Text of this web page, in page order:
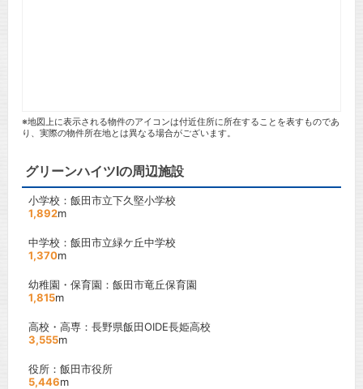
※地図上に表示される物件のアイコンは付近住所に所在することを表すものであ
り、実際の物件所在地とは異なる場合がございます。
グリーンハイツIの周辺施設
小学校：飯田市立下久堅小学校
1,892m
中学校：飯田市立緑ケ丘中学校
1,370m
幼稚園・保育園：飯田市竜丘保育園
1,815m
高校・高専：長野県飯田OIDE長姫高校
3,555m
役所：飯田市役所
5,446m